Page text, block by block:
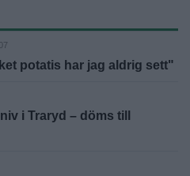
potatis har jag aldrig sett"
i Traryd – döms till